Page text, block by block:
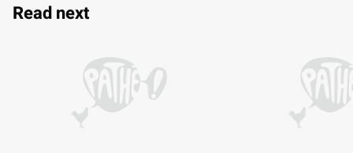
Read next